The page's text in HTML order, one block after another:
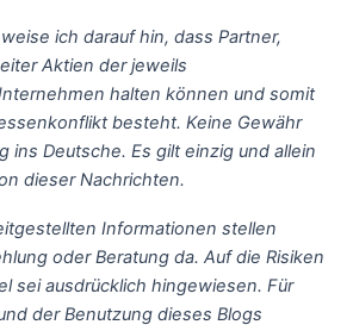
ich darauf hin, dass Partner,
Aktien der jeweils
halten können und somit
besteht. Keine Gewähr
ins Deutsche. Es gilt einzig und allein
dieser Nachrichten.
Informationen stellen
oder Beratung da. Auf die Risiken
sei ausdrücklich hingewiesen. Für
der Benutzung dieses Blogs